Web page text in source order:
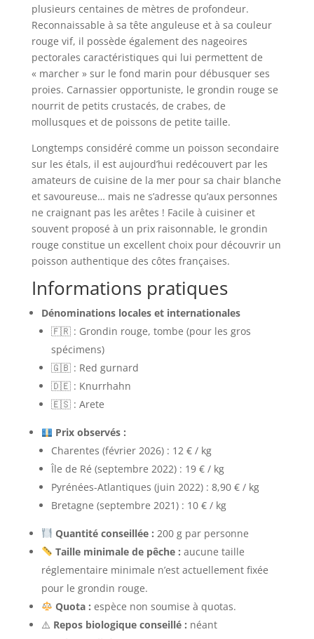
plusieurs centaines de mètres de profondeur.
Reconnaissable à sa tête anguleuse et à sa couleur
rouge vif, il possède également des nageoires
pectorales caractéristiques qui lui permettent de
« marcher » sur le fond marin pour débusquer ses
proies. Carnassier opportuniste, le grondin rouge se
nourrit de petits crustacés, de crabes, de
mollusques et de poissons de petite taille.
Longtemps considéré comme un poisson secondaire
sur les étals, il est aujourd’hui redécouvert par les
amateurs de cuisine de la mer pour sa chair blanche
et savoureuse… mais ne s’adresse qu’aux personnes
ne craignant pas les arêtes ! Facile à cuisiner et
souvent proposé à un prix raisonnable, le grondin
rouge constitue un excellent choix pour découvrir un
poisson authentique des côtes françaises.
Informations pratiques
Dénominations locales et internationales
🇫🇷 : Grondin rouge, tombe (pour les gros
spécimens)
🇬🇧 : Red gurnard
🇩🇪 : Knurrhahn
🇪🇸 : Arete
Prix observés :
Charentes (février 2026) : 12 € / kg
Île de Ré (septembre 2022) : 19 € / kg
Pyrénées-Atlantiques (juin 2022) : 8,90 € / kg
Bretagne (septembre 2021) : 10 € / kg
Quantité conseillée : 200 g par personne
Taille minimale de pêche : aucune taille
réglementaire minimale n’est actuellement fixée
pour le grondin rouge.
Quota : espèce non soumise à quotas.
⚠️ Repos biologique conseillé : néant